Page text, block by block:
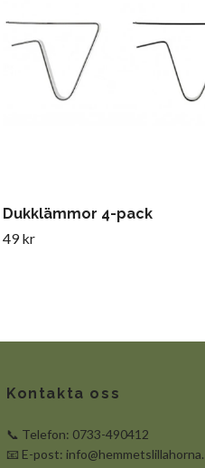
Dukklämmor 4-pack
49 kr
Kontakta oss
📞 Telefon: 0733-490412
📧 E-post: